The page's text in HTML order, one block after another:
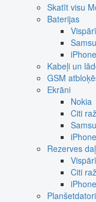
Skatīt visu
Baterijas
iPhone
Kabeļi un
GSM
Ekrāni
Nokia
Citi
iPhone
Rezerves
Citi
iPhone